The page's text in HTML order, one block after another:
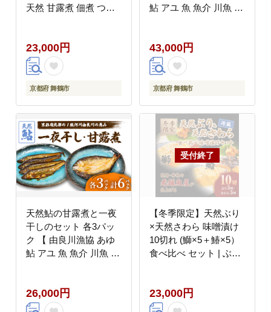
天然 甘露煮 佃煮 つく
鶴 京都 】
23,000円
京都府 舞鶴市
鮎 アユ 魚 魚介 川魚 海
煮 干物 一夜干し 鮎の
干物 大人 贅沢 おつま
み 酒の肴 珍味 舞鶴 京
都 】
43,000円
京都府 舞鶴市
天然鮎の甘露煮と一夜
干しのセット 各3パッ
ク 【 由良川漁協 あゆ
鮎 アユ 魚 魚介 川魚 海
煮 干物 一夜干し 鮎の
干物 大人 贅沢 おつま
26,000円
【冬季限定】天然ぶり
×天然さわら 味噌漬け
10切れ (鰤×5＋鰆×5）
食べ比べ セット | ぶり
定 京都 舞鶴 若狭湾 日
本海 魚 漬け魚 冷凍 魚
23,000円